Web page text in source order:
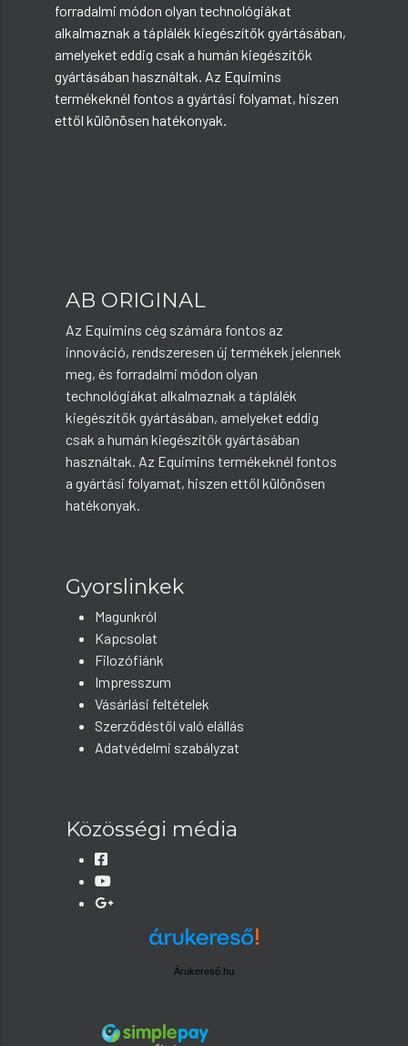
forradalmi módon olyan technológiákat
alkalmaznak a táplálék kiegészítők gyártásában,
amelyeket eddig csak a humán kiegészítők
gyártásában használtak. Az Equimins
termékeknél fontos a gyártási folyamat, hiszen
ettől különösen hatékonyak.
AB ORIGINAL
Az Equimins cég számára fontos az
innováció, rendszeresen új termékek jelennek
meg, és forradalmi módon olyan
technológiákat alkalmaznak a táplálék
kiegészítők gyártásában, amelyeket eddig
csak a humán kiegészítők gyártásában
használtak. Az Equimins termékeknél fontos
a gyártási folyamat, hiszen ettől különösen
hatékonyak.
Gyorslinkek
Magunkról
Kapcsolat
Filozófiánk
Impresszum
Vásárlási feltételek
Szerződéstől való elállás
Adatvédelmi szabályzat
Közösségi média
Árukereső.hu